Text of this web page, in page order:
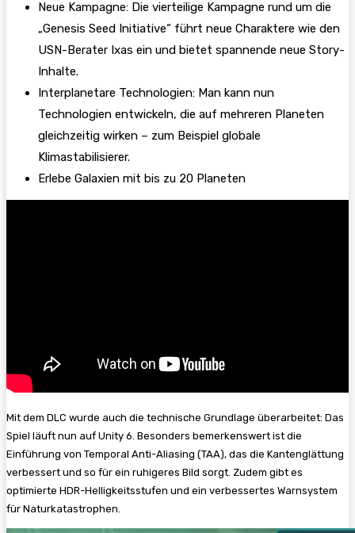
Neue Kampagne: Die vierteilige Kampagne rund um die
„Genesis Seed Initiative“ führt neue Charaktere wie den
USN-Berater Ixas ein und bietet spannende neue Story-
Inhalte.
Interplanetare Technologien: Man kann nun
Technologien entwickeln, die auf mehreren Planeten
gleichzeitig wirken – zum Beispiel globale
Klimastabilisierer.
Erlebe Galaxien mit bis zu 20 Planeten
Mit dem DLC wurde auch die technische Grundlage überarbeitet: Das
Spiel läuft nun auf Unity 6. Besonders bemerkenswert ist die
Einführung von Temporal Anti-Aliasing (TAA), das die Kantenglättung
verbessert und so für ein ruhigeres Bild sorgt. Zudem gibt es
optimierte HDR-Helligkeitsstufen und ein verbessertes Warnsystem
für Naturkatastrophen.